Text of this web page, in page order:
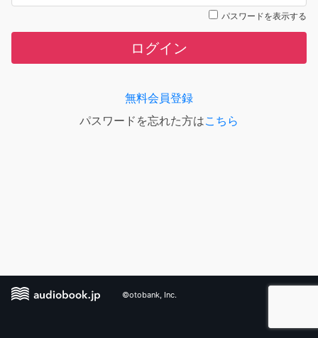
パスワードを表示する
ログイン
無料会員登録
パスワードを忘れた方はこちら
©otobank, Inc.